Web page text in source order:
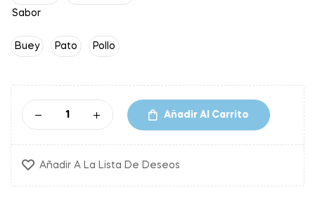
Sabor
Buey Pato Pollo
Añadir Al Carrito
Añadir A La Lista De Deseos